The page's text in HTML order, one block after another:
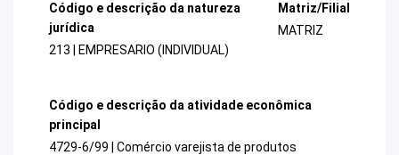
Código e descrição da natureza
jurídica
213 | EMPRESARIO (INDIVIDUAL)
Matriz/Filial
MATRIZ
Código e descrição da atividade econômica
principal
4729-6/99 | Comércio varejista de produtos